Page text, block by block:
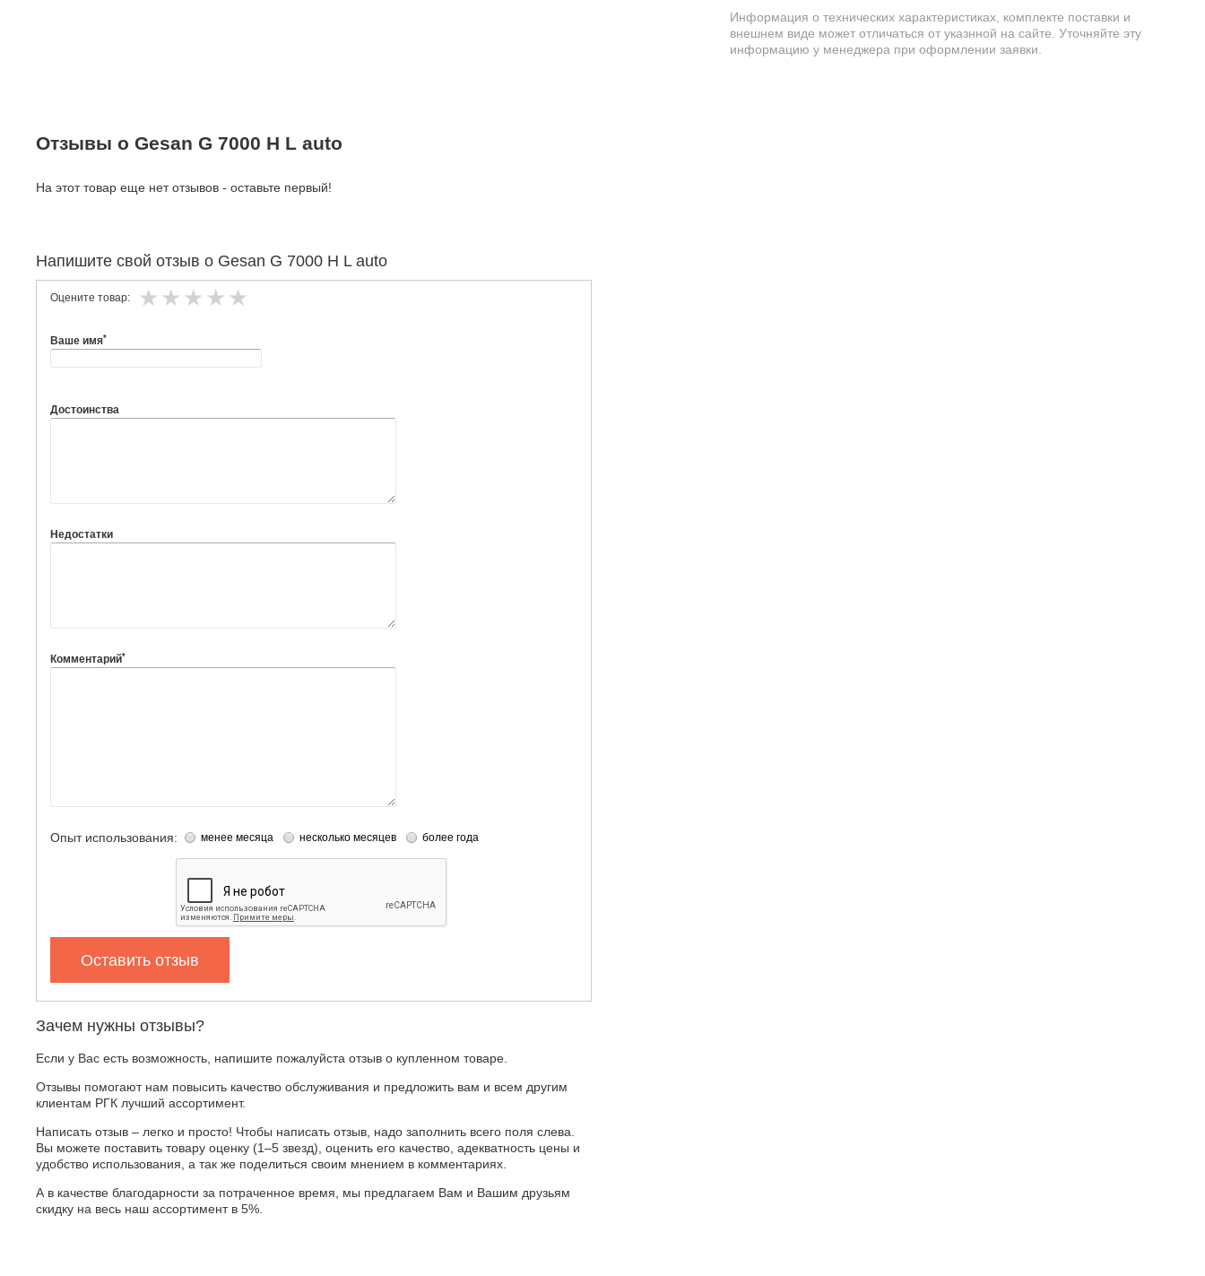
Информация о технических характеристиках, комплекте поставки и
внешнем виде может отличаться от указнной на сайте. Уточняйте эту
информацию у менеджера при оформлении заявки.
Отзывы о Gesan G 7000 H L auto
На этот товар еще нет отзывов - оставьте первый!
Напишите свой отзыв о Gesan G 7000 H L auto
Оцените товар:
Ваше имя*
Достоинства
Недостатки
Комментарий*
Опыт использования: менее месяца несколько месяцев более года
Оставить отзыв
Зачем нужны отзывы?
Если у Вас есть возможность, напишите пожалуйста отзыв о купленном товаре.
Отзывы помогают нам повысить качество обслуживания и предложить вам и всем другим
клиентам РГК лучший ассортимент.
Написать отзыв – легко и просто! Чтобы написать отзыв, надо заполнить всего поля слева.
Вы можете поставить товару оценку (1–5 звезд), оценить его качество, адекватность цены и
удобство использования, а так же поделиться своим мнением в комментариях.
А в качестве благодарности за потраченное время, мы предлагаем Вам и Вашим друзьям
скидку на весь наш ассортимент в 5%.